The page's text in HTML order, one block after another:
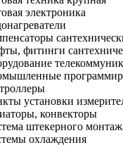
электроника
фитинги
установки
конвекторы
штекерного
охлаждения